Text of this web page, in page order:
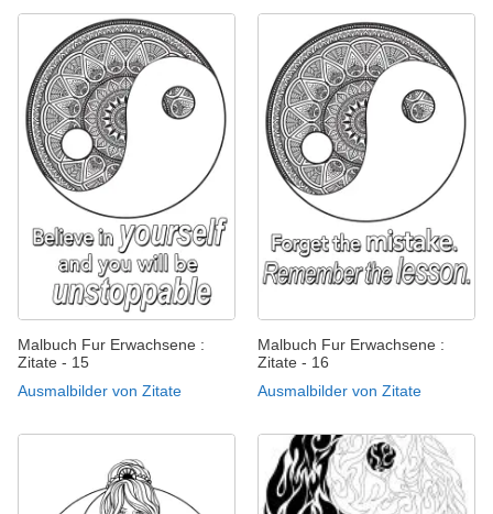
Malbuch Fur Erwachsene :
Zitate - 15
Ausmalbilder von Zitate
Malbuch Fur Erwachsene :
Zitate - 16
Ausmalbilder von Zitate